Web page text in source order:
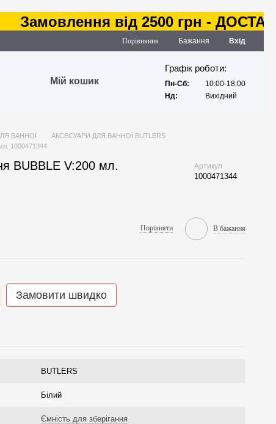
Замовлення від 2500 грн - ДОСТАВКА
Порівняння Бажання Вхід
Мій кошик
Графік роботи:
Пн-Сб:
10:00-18:00
Нд:
Вихідний
ВАННОЇ
АКСЕСУАРИ ДЛЯ ВАННОЇ BUTLERS
1000471344
BUBBLE V:200 мл.
Артикул
1000471344
Порівняти В бажання
Замовити швидко
BUTLERS
Білий
Ємність для зберігання